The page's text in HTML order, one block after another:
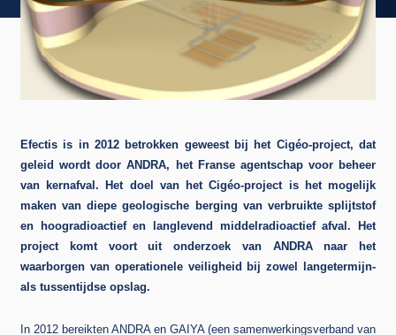
Efectis is in 2012 betrokken geweest bij het Cigéo-project, dat
geleid wordt door ANDRA, het Franse agentschap voor beheer
van kernafval. Het doel van het Cigéo-project is het mogelijk
maken van diepe geologische berging van verbruikte splijtstof
en hoogradioactief en langlevend middelradioactief afval. Het
project komt voort uit onderzoek van ANDRA naar het
waarborgen van operationele veiligheid bij zowel langetermijn-
als tussentijdse opslag.
In 2012 bereikten ANDRA en GAIYA (een samenwerkingsverband van